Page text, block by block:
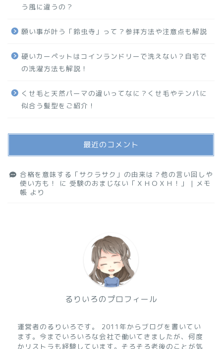
う風に違うの？
願い事が叶う「鈴虫寺」って？参拝方法や注意点も解説
硬いカーペットはコインランドリーで洗えない？自宅で
の洗濯方法も解説！
くせ毛と天然パーマの違いってなに？くせ毛やテンパに
似合う髪型をご紹介！
最近のコメント
合格を意味する「サクラサク」の由来は？他の言い回しや
使い方も！
に 受験のおまじない「ＸＨＯＸＨ！」 | メモ
帳 より
るりいろのプロフィール
運営者のるりいろです。 2011年からブログを書いてい
ます。今までいろいろな会社で働いてきましたが、何度
かリストラも経験しています。そろそろ老後のことが気